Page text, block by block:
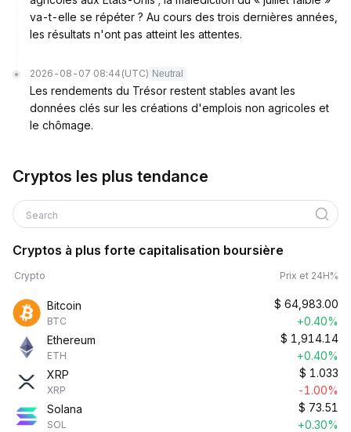
va-t-elle se répéter ? Au cours des trois dernières années,
les résultats n'ont pas atteint les attentes.
2026-08-07 08:44 (UTC) Neutral
Les rendements du Trésor restent stables avant les
données clés sur les créations d'emplois non agricoles et
le chômage.
Cryptos les plus tendance
Search
Cryptos à plus forte capitalisation boursière
Crypto Prix et 24H%
Bitcoin
BTC
$ 64,983.00
+0.40%
Ethereum
ETH
$ 1,914.14
+0.40%
XRP
XRP
$ 1.033
-1.00%
Solana
SOL
$ 73.51
+0.30%